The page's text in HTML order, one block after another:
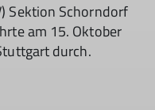
Sektion Schorndorf
am 15. Oktober
durch.